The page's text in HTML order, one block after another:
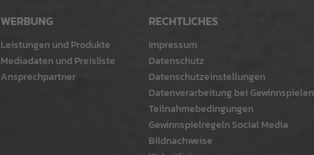
WERBUNG
Leistungen und Produkte
Mediadaten und Preisliste
Ansprechpartner
RECHTLICHES
Impressum
Datenschutz
Datenschutzeinstellungen
Datenverarbeitung bei Gewinnspielen
Teilnahmebedingungen
Gewinnspielregeln Social Media
Bildnachweise